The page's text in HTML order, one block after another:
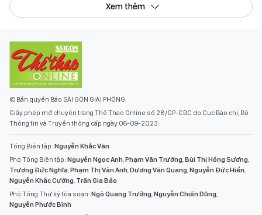
Xem thêm
© Bản quyền Báo SÀI GÒN GIẢI PHÓNG.
Giấy phép mở chuyên trang Thể Thao Online số 28/GP-CBC do Cục Báo chí, Bộ
Thông tin và Truyền thông cấp ngày 06-09-2023.
Tổng Biên tập: Nguyễn Khắc Văn
Phó Tổng Biên tập: Nguyễn Ngọc Anh Phạm Văn Trường Bùi Thị Hồng Sương
Trương Đức Nghĩa Phạm Thị Vân Anh Dương Văn Quang Nguyễn Đức Hiển
Nguyễn Khắc Cường Trần Gia Bảo
Phó Tổng Thư ký tòa soạn: Ngô Quang Trưởng Nguyễn Chiến Dũng
Nguyễn Phước Bình